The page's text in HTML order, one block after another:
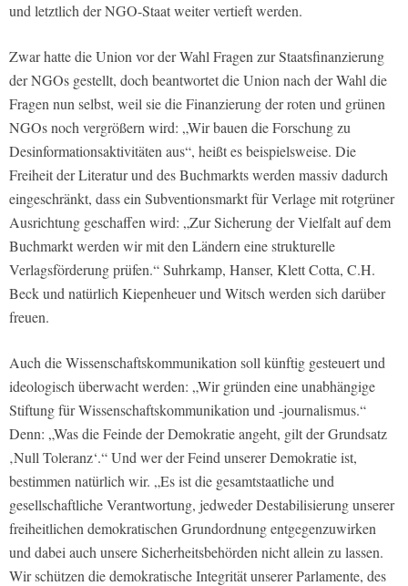
und letztlich der NGO-Staat weiter vertieft werden.
Zwar hatte die Union vor der Wahl Fragen zur Staatsfinanzierung
der NGOs gestellt, doch beantwortet die Union nach der Wahl die
Fragen nun selbst, weil sie die Finanzierung der roten und grünen
NGOs noch vergrößern wird: „Wir bauen die Forschung zu
Desinformationsaktivitäten aus“, heißt es beispielsweise. Die
Freiheit der Literatur und des Buchmarkts werden massiv dadurch
eingeschränkt, dass ein Subventionsmarkt für Verlage mit rotgrüner
Ausrichtung geschaffen wird: „Zur Sicherung der Vielfalt auf dem
Buchmarkt werden wir mit den Ländern eine strukturelle
Verlagsförderung prüfen.“ Suhrkamp, Hanser, Klett Cotta, C.H.
Beck und natürlich Kiepenheuer und Witsch werden sich darüber
freuen.
Auch die Wissenschaftskommunikation soll künftig gesteuert und
ideologisch überwacht werden: „Wir gründen eine unabhängige
Stiftung für Wissenschaftskommunikation und -journalismus.“
Denn: „Was die Feinde der Demokratie angeht, gilt der Grundsatz
‚Null Toleranz‘.“ Und wer der Feind unserer Demokratie ist,
bestimmen natürlich wir. „Es ist die gesamtstaatliche und
gesellschaftliche Verantwortung, jedweder Destabilisierung unserer
freiheitlichen demokratischen Grundordnung entgegenzuwirken
und dabei auch unsere Sicherheitsbehörden nicht allein zu lassen.
Wir schützen die demokratische Integrität unserer Parlamente, des